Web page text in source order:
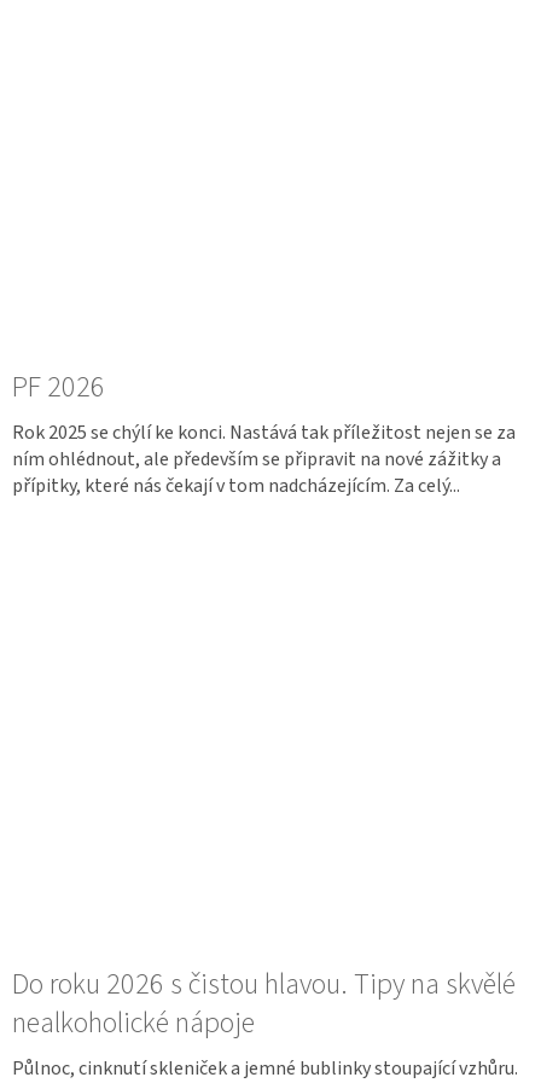
PF 2026
Rok 2025 se chýlí ke konci. Nastává tak příležitost nejen se za
ním ohlédnout, ale především se připravit na nové zážitky a
přípitky, které nás čekají v tom nadcházejícím. Za celý...
Do roku 2026 s čistou hlavou. Tipy na skvělé
nealkoholické nápoje
Půlnoc, cinknutí skleniček a jemné bublinky stoupající vzhůru.